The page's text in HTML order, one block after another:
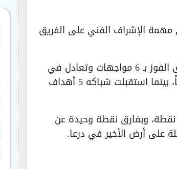
مهمة الإشراف الفني على الفريق
وقاد الرداوي “الأحمر الحمصي” في 8 مباريات حتى الآن؛ نجح خلالها في تحقيق الفوز بـ 6 مواجهات وتعادل في
اثنتين، دون أن يتذوق طعم الخسارة مطلقاً. وسجل الفريق تحت إمرته 17 هدفاً، بينما استقبلت شباكه 5 أهداف
ويحتل “الفارس الأحمر” وصافة الترتيب العام للدوري السوري الممتاز برصيد 50 نقطة، وبفارق نقطة وحيدة عن
على أرض الأخير في درعا.